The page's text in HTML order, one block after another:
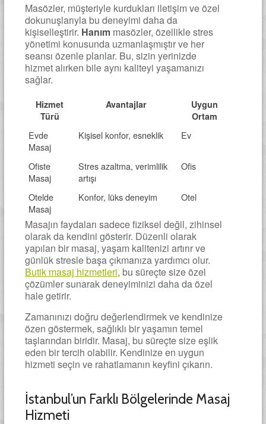
Masözler, müşteriyle kurdukları iletişim ve özel
dokunuşlarıyla bu deneyimi daha da
kişiselleştirir. Hanımmasözler, özellikle stres
yönetimi konusunda uzmanlaşmıştır ve her
seansı özenle planlar. Bu, sizin yerinizde
hizmet alırken bile aynı kaliteyi yaşamanızı
sağlar.
Hizmet
Türü
Avantajlar
Uygun
Ortam
Evde
Masaj
Kişisel konfor, esneklik Ev
Ofiste
Masaj
Stres azaltma, verimlilik
artışı
Ofis
Otelde
Masaj
Konfor, lüks deneyim Otel
Masajın faydaları sadece fiziksel değil, zihinsel
olarak da kendini gösterir. Düzenli olarak
yapılan bir masaj, yaşam kalitenizi artırır ve
günlük stresle başa çıkmanıza yardımcı olur.
Butik masaj hizmetleri, bu süreçte size özel
çözümler sunarak deneyiminizi daha da özel
hale getirir.
Zamanınızı doğru değerlendirmek ve kendinize
özen göstermek, sağlıklı bir yaşamın temel
taşlarından biridir. Masaj, bu süreçte size eşlik
eden bir tercih olabilir. Kendinize en uygun
hizmeti seçin ve rahatlamanın keyfini çıkarın.
İstanbul’un Farklı Bölgelerinde Masaj
Hizmeti